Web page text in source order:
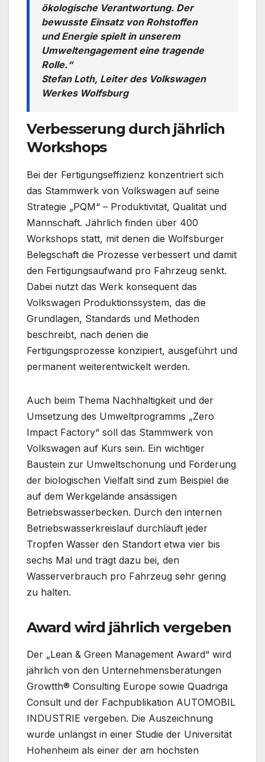
ökologische Verantwortung. Der
bewusste Einsatz von Rohstoffen
und Energie spielt in unserem
Umweltengagement eine tragende
Rolle.“
Stefan Loth, Leiter des Volkswagen
Werkes Wolfsburg
Verbesserung durch jährlich
Workshops
Bei der Fertigungseffizienz konzentriert sich
das Stammwerk von Volkswagen auf seine
Strategie „PQM“ – Produktivität, Qualität und
Mannschaft. Jährlich finden über 400
Workshops statt, mit denen die Wolfsburger
Belegschaft die Prozesse verbessert und damit
den Fertigungsaufwand pro Fahrzeug senkt.
Dabei nutzt das Werk konsequent das
Volkswagen Produktionssystem, das die
Grundlagen, Standards und Methoden
beschreibt, nach denen die
Fertigungsprozesse konzipiert, ausgeführt und
permanent weiterentwickelt werden.
Auch beim Thema Nachhaltigkeit und der
Umsetzung des Umweltprogramms „Zero
Impact Factory“ soll das Stammwerk von
Volkswagen auf Kurs sein. Ein wichtiger
Baustein zur Umweltschonung und Förderung
der biologischen Vielfalt sind zum Beispiel die
auf dem Werkgelände ansässigen
Betriebswasserbecken. Durch den internen
Betriebswasserkreislauf durchläuft jeder
Tropfen Wasser den Standort etwa vier bis
sechs Mal und trägt dazu bei, den
Wasserverbrauch pro Fahrzeug sehr gering
zu halten.
Award wird jährlich vergeben
Der „Lean & Green Management Award“ wird
jährlich von den Unternehmensberatungen
Growtth® Consulting Europe sowie Quadriga
Consult und der Fachpublikation AUTOMOBIL
INDUSTRIE vergeben. Die Auszeichnung
wurde unlängst in einer Studie der Universität
Hohenheim als einer der am höchsten